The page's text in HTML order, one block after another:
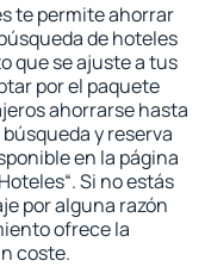
te permite ahorrar
de hoteles
que se ajuste a tus
por el paquete
ahorrarse hasta
y reserva
en la página
Si no estás
por alguna razón
ofrece la
coste.